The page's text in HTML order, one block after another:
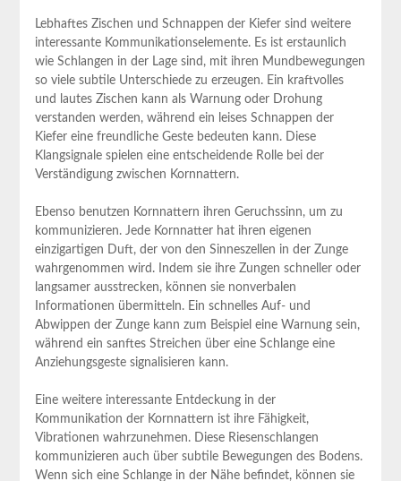
Lebhaftes Zischen und Schnappen der Kiefer sind weitere
interessante Kommunikationselemente. Es ist erstaunlich
wie Schlangen in der Lage sind, mit ihren Mundbewegungen
so viele subtile Unterschiede zu erzeugen. Ein kraftvolles
und lautes Zischen kann als Warnung oder Drohung
verstanden werden, während ein leises Schnappen der
Kiefer eine freundliche Geste bedeuten kann. Diese
Klangsignale spielen eine entscheidende Rolle bei der
Verständigung zwischen Kornnattern.
Ebenso benutzen Kornnattern ihren Geruchssinn, um zu
kommunizieren. Jede Kornnatter hat ihren eigenen
einzigartigen Duft, der von den Sinneszellen in der Zunge
wahrgenommen wird. Indem sie ihre Zungen schneller oder
langsamer ausstrecken, können sie nonverbalen
Informationen übermitteln. Ein schnelles Auf- und
Abwippen der Zunge kann zum Beispiel eine Warnung sein,
während ein sanftes Streichen über eine Schlange eine
Anziehungsgeste signalisieren kann.
Eine weitere interessante Entdeckung in der
Kommunikation der Kornnattern ist ihre Fähigkeit,
Vibrationen wahrzunehmen. Diese Riesenschlangen
kommunizieren auch über subtile Bewegungen des Bodens.
Wenn sich eine Schlange in der Nähe befindet, können sie